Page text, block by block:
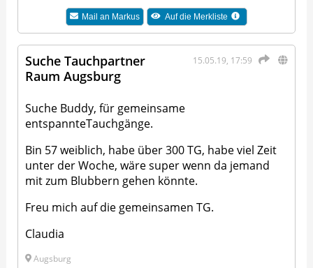
Mail an Markus Auf die Merkliste
15.05.19, 17:59
Suche Tauchpartner
Raum Augsburg
Suche Buddy, für gemeinsame
entspannteTauchgänge.
Bin 57 weiblich, habe über 300 TG, habe viel Zeit
unter der Woche, wäre super wenn da jemand
mit zum Blubbern gehen könnte.
Freu mich auf die gemeinsamen TG.
Claudia
Augsburg